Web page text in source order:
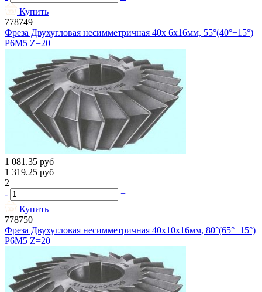
Купить
778749
Фреза Двухугловая несимметричная 40х 6х16мм, 55°(40°+15°)
Р6М5 Z=20
1 081.35 руб
1 319.25 руб
2
-
+
Купить
778750
Фреза Двухугловая несимметричная 40х10х16мм, 80°(65°+15°)
Р6М5 Z=20